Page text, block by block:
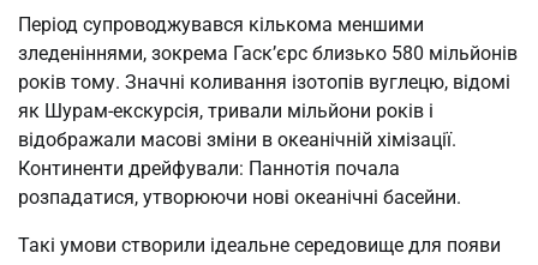
Період супроводжувався кількома меншими
зледеніннями, зокрема Гаск’єрс близько 580 мільйонів
років тому. Значні коливання ізотопів вуглецю, відомі
як Шурам-екскурсія, тривали мільйони років і
відображали масові зміни в океанічній хімізації.
Континенти дрейфували: Паннотія почала
розпадатися, утворюючи нові океанічні басейни.
Такі умови створили ідеальне середовище для появи